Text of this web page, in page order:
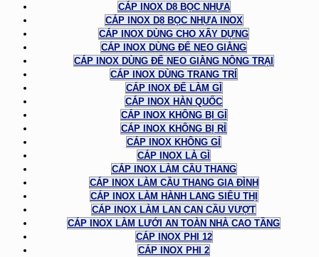
CÁP INOX D8 BỌC NHỰA
CÁP INOX D8 BỌC NHỰA INOX
CÁP INOX DÙNG CHO XÂY DỰNG
CÁP INOX DÙNG ĐỂ NEO GIẰNG
CÁP INOX DÙNG ĐỂ NEO GIẰNG NÔNG TRẠI
CÁP INOX DÙNG TRANG TRÍ
CÁP INOX ĐỂ LÀM GÌ
CÁP INOX HÀN QUỐC
CÁP INOX KHÔNG BỊ GỈ
CÁP INOX KHÔNG BỊ RỈ
CÁP INOX KHÔNG GỈ
CÁP INOX LÀ GÌ
CÁP INOX LÀM CẦU THANG
CÁP INOX LÀM CẦU THANG GIA ĐÌNH
CÁP INOX LÀM HÀNH LANG SIÊU THỊ
CÁP INOX LÀM LAN CAN CẦU VƯỢT
CÁP INOX LÀM LƯỚI AN TOÀN NHÀ CAO TẦNG
CÁP INOX PHI 12
CÁP INOX PHI 2